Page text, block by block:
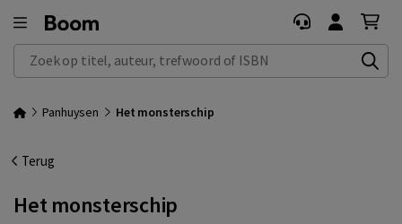
Zoek op titel, auteur, trefwoord of ISBN
Panhuysen Het monsterschip
Terug
Het monsterschip